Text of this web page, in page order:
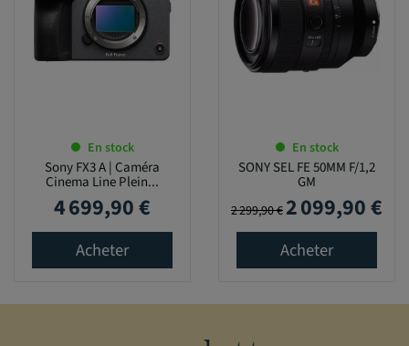
En stock
Sony FX3 A | Caméra
Cinema Line Plein...
Prix
4 699,90 €
Acheter
En stock
SONY SEL FE 50MM F/1,2
GM
Prix de base
2 299,90 € Prix
2 099,90 €
Acheter